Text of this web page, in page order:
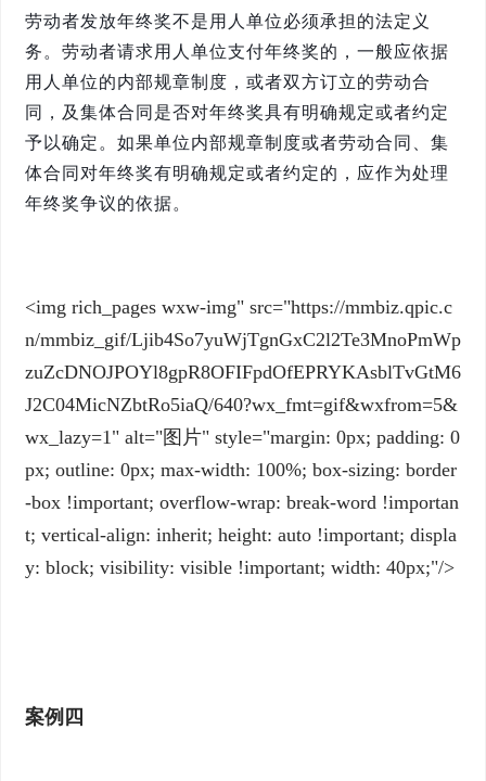
劳动者发放年终奖不是用人单位必须承担的法定义
务。劳动者请求用人单位支付年终奖的，一般应依据
用人单位的内部规章制度，或者双方订立的劳动合
同，及集体合同是否对年终奖具有明确规定或者约定
予以确定。如果单位内部规章制度或者劳动合同、集
体合同对年终奖有明确规定或者约定的，应作为处理
年终奖争议的依据。
<img rich_pages wxw-img" src="https://mmbiz.qpic.c
n/mmbiz_gif/Ljib4So7yuWjTgnGxC2l2Te3MnoPmWp
zuZcDNOJPOYl8gpR8OFIFpdOfEPRYKAsblTvGtM6
J2C04MicNZbtRo5iaQ/640?wx_fmt=gif&wxfrom=5&
wx_lazy=1" alt="图片" style="margin: 0px; padding: 0
px; outline: 0px; max-width: 100%; box-sizing: border
-box !important; overflow-wrap: break-word !importan
t; vertical-align: inherit; height: auto !important; displa
y: block; visibility: visible !important; width: 40px;"/>
案例四